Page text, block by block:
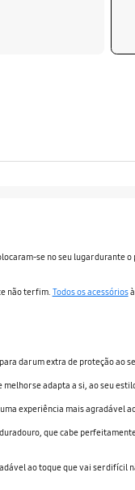
se no seu lugar durante o
não ter fim. Todos os acessóriosà
dar um extra de proteção ao
se adapta a si, ao seu
experiência mais agradável
que cabe
ao toque que vai ser difícil